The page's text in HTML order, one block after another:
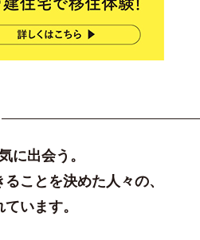
に出会う。
ことを決めた人々の、
います。